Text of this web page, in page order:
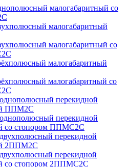
малогабаритный со
малогабаритный
малогабаритный со
малогабаритный
малогабаритный со
перекидной
ППМ2С
перекидной
со стопором ППМС2С
перекидной
2ППМ2С
перекидной
со стопором 2ППМС2С